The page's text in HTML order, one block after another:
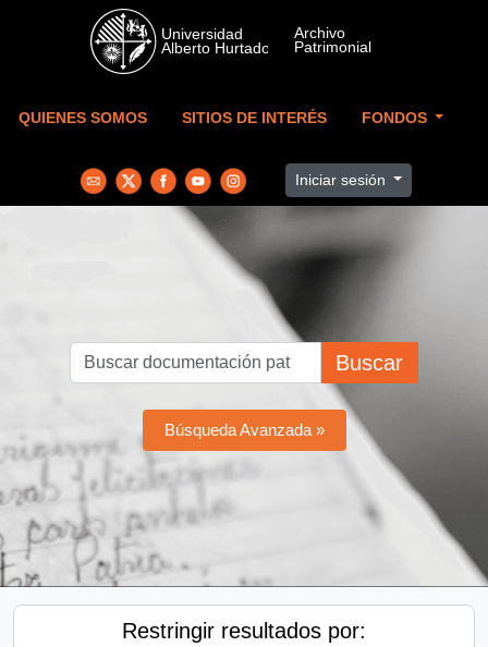
Skip to main content
QUIENES SOMOS SITIOS DE INTERÉS FONDOS
Iniciar sesión
Buscar
Búsqueda Avanzada »
Restringir resultados por: